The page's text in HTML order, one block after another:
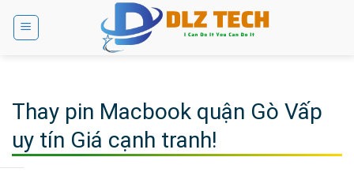
Thay pin Macbook quận Gò Vấp
uy tín Giá cạnh tranh!